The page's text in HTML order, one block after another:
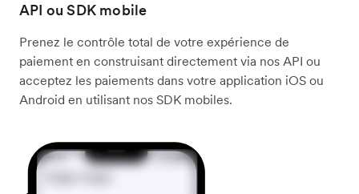
API ou SDK mobile
Prenez le contrôle total de votre expérience de
paiement en construisant directement via nos API ou
acceptez les paiements dans votre application iOS ou
Android en utilisant nos SDK mobiles.